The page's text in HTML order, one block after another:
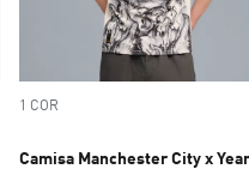
1 COR
Camisa Manchester City x Year